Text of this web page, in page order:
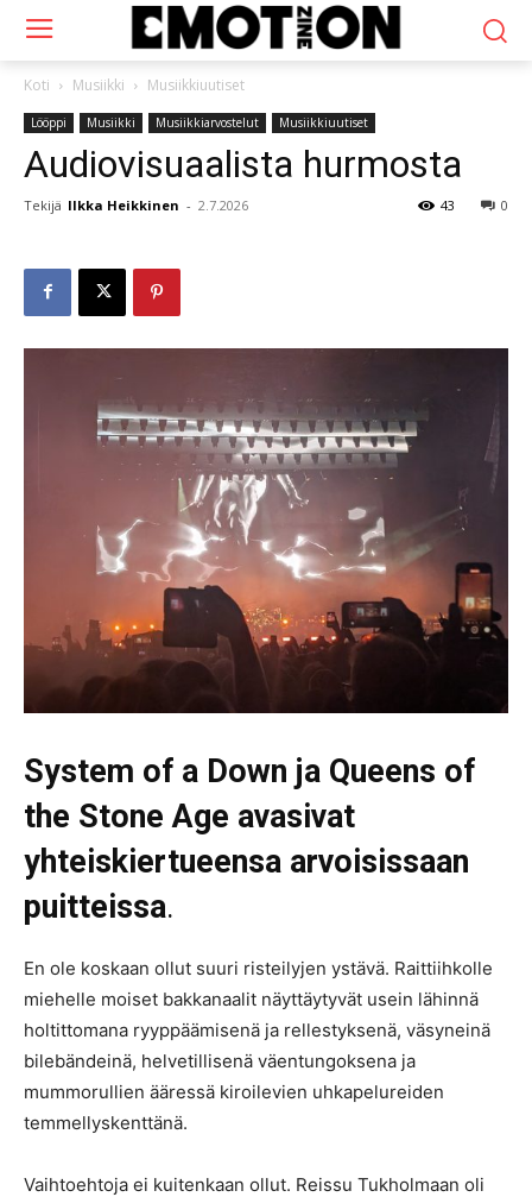
Koti Musiikki Musiikkiuutiset
Lööppi Musiikki Musiikkiarvostelut Musiikkiuutiset
Audiovisuaalista hurmosta
Tekijä Ilkka Heikkinen - 2.7.2026 0
43
System of a Down ja Queens of
the Stone Age avasivat
yhteiskiertueensa arvoisissaan
puitteissa.
En ole koskaan ollut suuri risteilyjen ystävä. Raittiihkolle
miehelle moiset bakkanaalit näyttäytyvät usein lähinnä
holtittomana ryyppäämisenä ja rellestyksenä, väsyneinä
bilebändeinä, helvetillisenä väentungoksena ja
mummorullien ääressä kiroilevien uhkapelureiden
temmellyskenttänä.
Vaihtoehtoja ei kuitenkaan ollut. Reissu Tukholmaan oli